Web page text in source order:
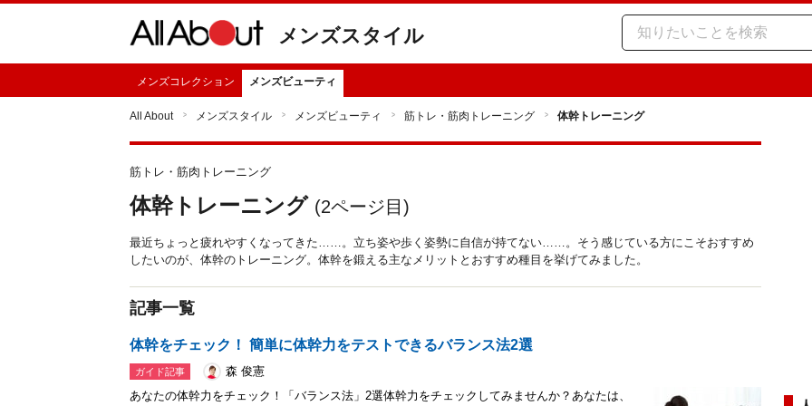
メンズスタイル
メンズコレクション メンズビューティ
All About メンズスタイル メンズビューティ 筋トレ・筋肉トレーニング 体幹トレーニング
筋トレ・筋肉トレーニング
体幹トレーニング (2ページ目)
最近ちょっと疲れやすくなってきた……。立ち姿や歩く姿勢に自信が持てない……。そう感じている方にこそおすすめ
したいのが、体幹のトレーニング。体幹を鍛える主なメリットとおすすめ種目を挙げてみました。
記事一覧
体幹をチェック！ 簡単に体幹力をテストできるバランス法2選
ガイド記事
森 俊憲
あなたの体幹力をチェック！「バランス法」2選体幹力をチェックしてみませんか？あなたは、